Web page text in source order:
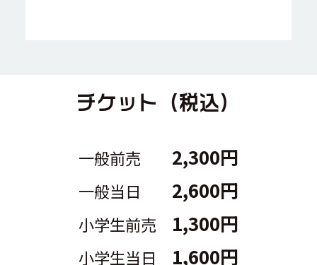
チケット（税込）
一般前売 2,300円
一般当日 2,600円
小学生前売 1,300円
小学生当日 1,600円